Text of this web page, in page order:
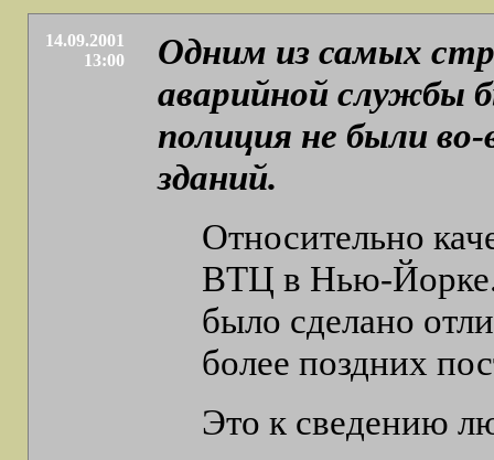
14.09.2001
13:00
Одним из самых
аварийной службы
полиция не были
зданий.
Относительно
ВТЦ в Нью-Йорке.
было сделано
более поздних
Это к сведению